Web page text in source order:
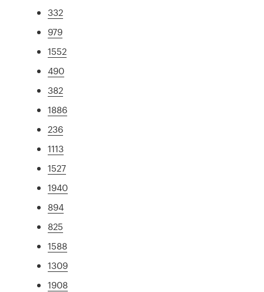
332
979
1552
490
382
1886
236
1113
1527
1940
894
825
1588
1309
1908